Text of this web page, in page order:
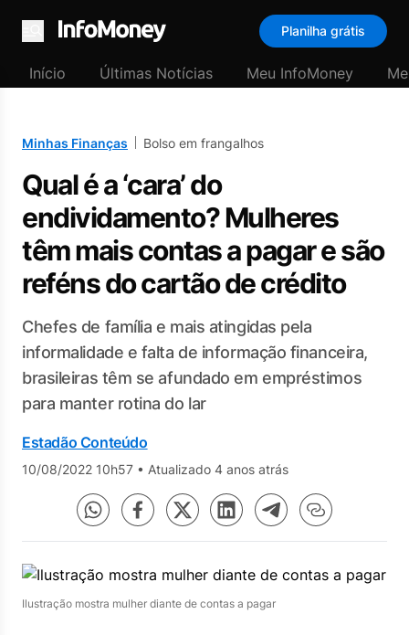
Menu
Planilha grátis
Início Últimas Notícias Meu InfoMoney
Minhas Finanças Bolso em frangalhos
Qual é a ‘cara’ do
endividamento? Mulheres
têm mais contas a pagar e são
reféns do cartão de crédito
Chefes de família e mais atingidas pela
informalidade e falta de informação financeira,
brasileiras têm se afundado em empréstimos
para manter rotina do lar
Estadão Conteúdo
10/08/2022 10h57 • Atualizado 4 anos atrás
Ilustração mostra mulher diante de contas a pagar